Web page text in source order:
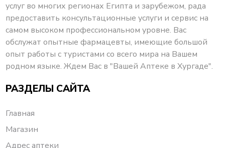
услуг во многих регионах Египта и зарубежом, рада
предоставить консультационные услуги и сервис на
самом высоком профессиональном уровне. Вас
обслужат опытные фармацевты, имеющие большой
опыт работы с туристами со всего мира на Вашем
родном языке. Ждем Вас в "Вашей Аптеке в Хургаде".
РАЗДЕЛЫ САЙТА
Главная
Магазин
Адрес аптеки